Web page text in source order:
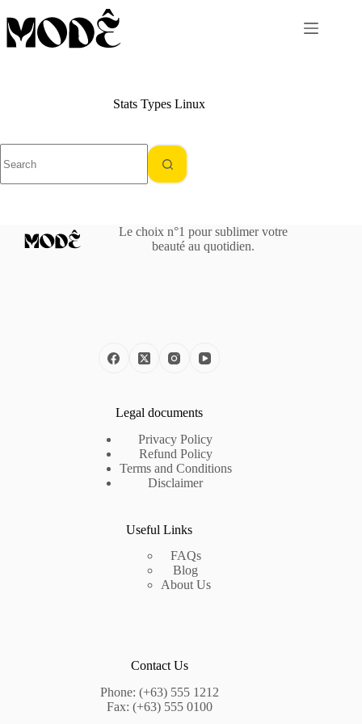
to
content
Stats Types Linux
results
Le choix n°1 pour sublimer votre
beauté au quotidien.
Legal documents
Privacy Policy
Refund Policy
Terms and Conditions
Disclaimer
Useful Links
FAQs
Blog
About Us
Contact Us
Phone: (+63) 555 1212
Fax: (+63) 555 0100